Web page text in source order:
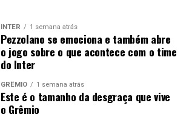
INTER 1 semana atrás
Pezzolano se emociona e também abre
o jogo sobre o que acontece com o time
do Inter
GRÊMIO 1 semana atrás
Este é o tamanho da desgraça que vive
o Grêmio